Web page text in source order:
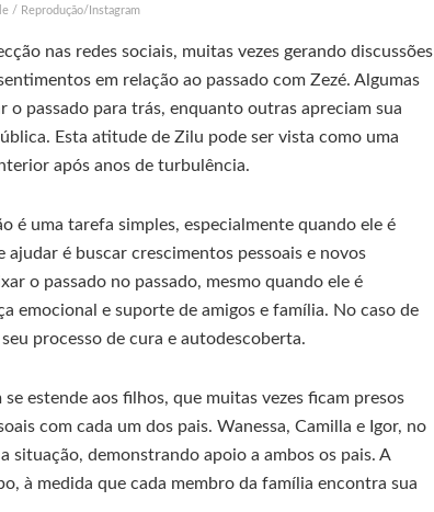
/ Reprodução/Instagram
nas redes sociais, muitas vezes gerando discussões
em relação ao passado com Zezé. Algumas
o passado para trás, enquanto outras apreciam sua
Esta atitude de Zilu pode ser vista como uma
após anos de turbulência.
é uma tarefa simples, especialmente quando ele é
é buscar crescimentos pessoais e novos
o passado no passado, mesmo quando ele é
emocional e suporte de amigos e família. No caso de
processo de cura e autodescoberta.
estende aos filhos, que muitas vezes ficam presos
com cada um dos pais. Wanessa, Camilla e Igor, no
demonstrando apoio a ambos os pais. A
à medida que cada membro da família encontra sua